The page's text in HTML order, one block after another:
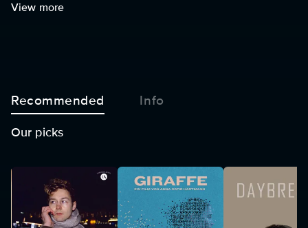
View more
Recommended Info
Our picks